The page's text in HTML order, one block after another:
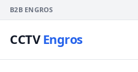
B2B ENGROS
CCTVEngros